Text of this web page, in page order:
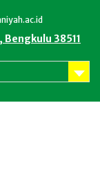
38511